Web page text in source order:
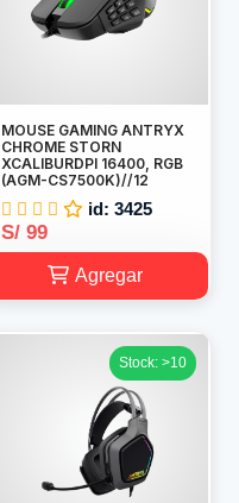
MOUSE GAMING ANTRYX
CHROME STORN
XCALIBURDPI 16400, RGB
(AGM-CS7500K)//12
id: 3425
S/ 99
Agregar
Stock: >10